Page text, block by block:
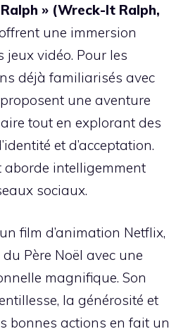
» (Wreck-It Ralph,
une immersion
jeux vidéo. Pour les
déjà familiarisés avec
une aventure
tout en explorant des
et d’acceptation.
aborde intelligemment
sociaux.
film d’animation Netflix,
Père Noël avec une
magnifique. Son
la générosité et
bonnes actions en fait un